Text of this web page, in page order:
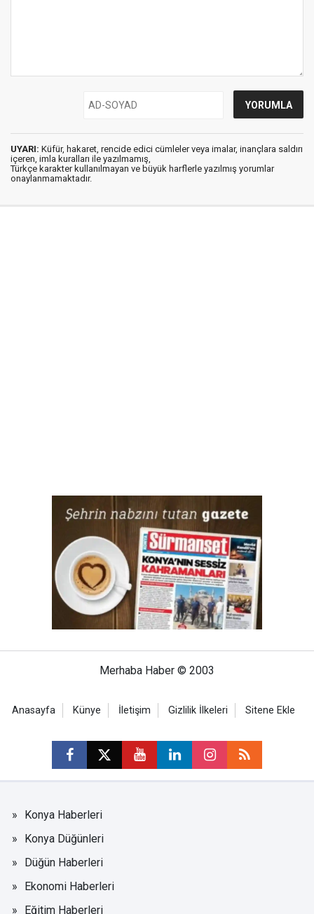
UYARI: Küfür, hakaret, rencide edici cümleler veya imalar, inançlara saldırı
içeren, imla kuralları ile yazılmamış,
Türkçe karakter kullanılmayan ve büyük harflerle yazılmış yorumlar
onaylanmamaktadır.
Merhaba Haber © 2003
Anasayfa Künye İletişim Gizlilik İlkeleri Sitene Ekle
Konya Haberleri
Konya Düğünleri
Düğün Haberleri
Ekonomi Haberleri
Eğitim Haberleri